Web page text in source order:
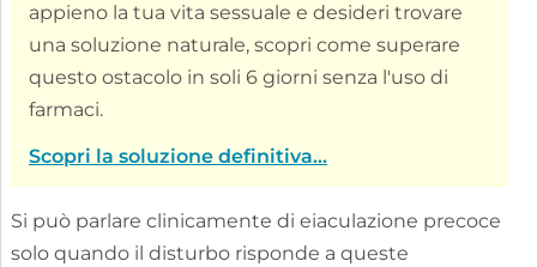
appieno la tua vita sessuale e desideri trovare
una soluzione naturale, scopri come superare
questo ostacolo in soli 6 giorni senza l'uso di
farmaci.
Scopri la soluzione definitiva...
Si può parlare clinicamente di eiaculazione precoce
solo quando il disturbo risponde a queste